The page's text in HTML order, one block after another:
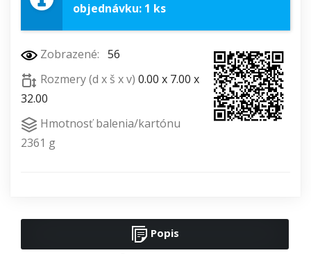
objednávku: 1 ks
Zobrazené: 56
Rozmery (d x š x v) 0.00 x 7.00 x
32.00
Hmotnosť balenia/kartónu
2361 g
Popis